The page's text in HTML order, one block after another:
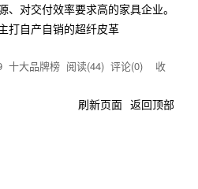
对交付效率要求高的家具企业。
打自产自销的超纤皮革
十大品牌榜 阅读(44) 评论(0) 收
刷新页面 返回顶部